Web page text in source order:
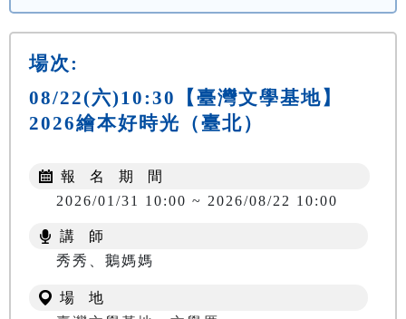
場次:
08/22(六)10:30【臺灣文學基地】
2026繪本好時光（臺北）
報 名 期 間
2026/01/31 10:00 ~ 2026/08/22 10:00
講 師
秀秀、鵝媽媽
場 地